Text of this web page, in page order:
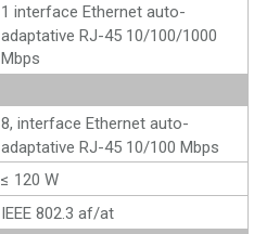
1 interface Ethernet auto-
adaptative RJ-45 10/100/1000
Mbps
8, interface Ethernet auto-
adaptative RJ-45 10/100 Mbps
≤ 120 W
IEEE 802.3 af/at